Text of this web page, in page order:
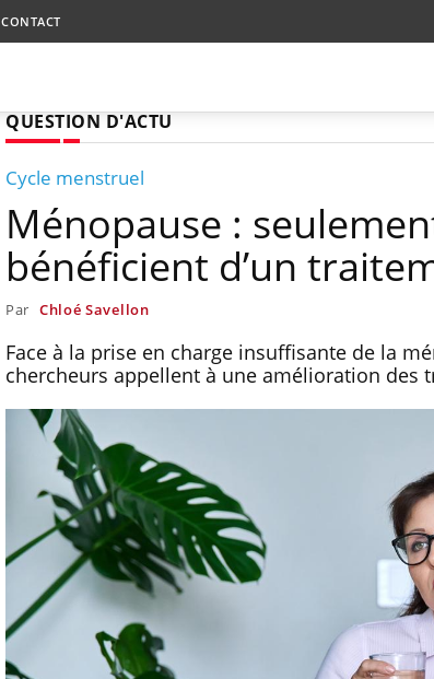
CONTACT
QUESTION D'ACTU
Cycle menstruel
Ménopause :
bénéficient d’un
Par Chloé Savellon
Face à la prise en charge insuffisante de la
chercheurs appellent à une amélioration des
VIH : la fin du comprimé
tous les jours se profile-t-
elle enfin ?
Le